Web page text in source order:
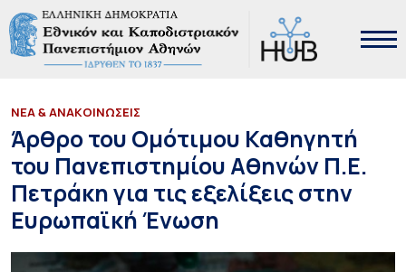
ΝΕΑ & ΑΝΑΚΟΙΝΩΣΕΙΣ
Άρθρο του Ομότιμου Καθηγητή
του Πανεπιστημίου Αθηνών Π.Ε.
Πετράκη για τις εξελίξεις στην
Ευρωπαϊκή Ένωση